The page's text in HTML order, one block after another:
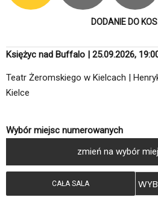
DODANIE DO
Księżyc nad Buffalo | 25.09.2026,
Teatr Żeromskiego w Kielcach |
Kielce
Wybór miejsc numerowanych
zmień na wybór
CAŁA SALA